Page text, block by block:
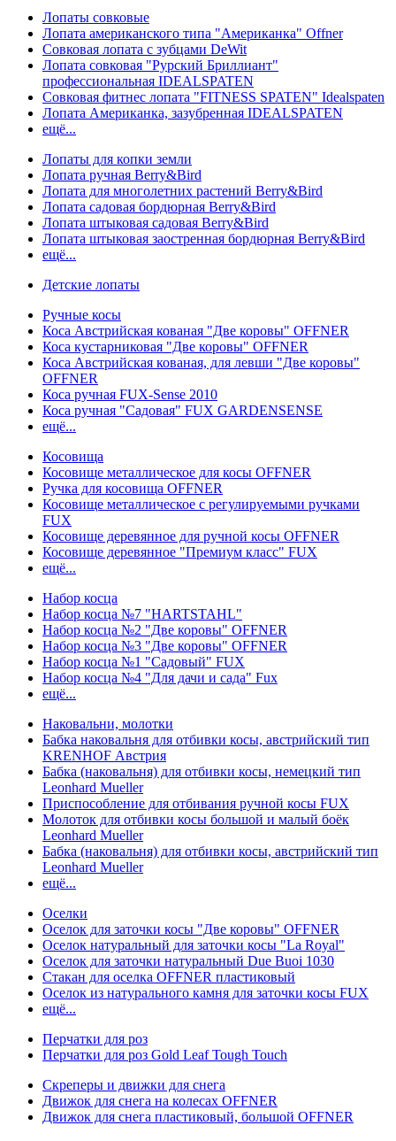
Лопаты совковые
Лопата американского типа "Американка" Offner
Совковая лопата с зубцами DeWit
Лопата совковая "Рурский Бриллиант"
профессиональная IDEALSPATEN
Совковая фитнес лопата "FITNESS SPATEN" Idealspaten
Лопата Американка, зазубренная IDEALSPATEN
ещё...
Лопаты для копки земли
Лопата ручная Berry&Bird
Лопата для многолетних растений Berry&Bird
Лопата садовая бордюрная Berry&Bird
Лопата штыковая садовая Berry&Bird
Лопата штыковая заостренная бордюрная Berry&Bird
ещё...
Детские лопаты
Ручные косы
Коса Австрийская кованая "Две коровы" OFFNER
Коса кустарниковая "Две коровы" OFFNER
Коса Австрийская кованая, для левши "Две коровы"
OFFNER
Коса ручная FUX-Sense 2010
Коса ручная "Садовая" FUX GARDENSENSE
ещё...
Косовища
Косовище металлическое для косы OFFNER
Ручка для косовища OFFNER
Косовище металлическое с регулируемыми ручками
FUX
Косовище деревянное для ручной косы OFFNER
Косовище деревянное "Премиум класс" FUX
ещё...
Набор косца
Набор косца №7 "HARTSTAHL"
Набор косца №2 "Две коровы" OFFNER
Набор косца №3 "Две коровы" OFFNER
Набор косца №1 "Садовый" FUX
Набор косца №4 "Для дачи и сада" Fux
ещё...
Наковальни, молотки
Бабка наковальня для отбивки косы, австрийский тип
KRENHOF Австрия
Бабка (наковальня) для отбивки косы, немецкий тип
Leonhard Mueller
Приспособление для отбивания ручной косы FUX
Молоток для отбивки косы большой и малый боёк
Leonhard Mueller
Бабка (наковальня) для отбивки косы, австрийский тип
Leonhard Mueller
ещё...
Оселки
Оселок для заточки косы "Две коровы" OFFNER
Оселок натуральный для заточки косы "La Royal"
Оселок для заточки натуральный Due Buoi 1030
Стакан для оселка OFFNER пластиковый
Оселок из натурального камня для заточки косы FUX
ещё...
Перчатки для роз
Перчатки для роз Gold Leaf Tough Touch
Скреперы и движки для снега
Движок для снега на колесах OFFNER
Движок для снега пластиковый, большой OFFNER